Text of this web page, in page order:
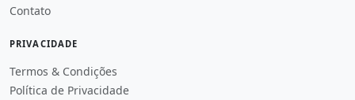
Contato
PRIVACIDADE
Termos & Condições
Política de Privacidade